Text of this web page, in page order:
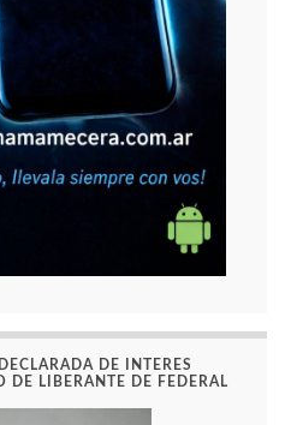
DE INTERES
DE LIBERANTE DE FEDERAL